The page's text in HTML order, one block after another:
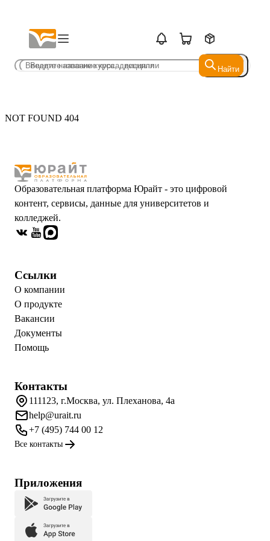
Найти
Найти
NOT FOUND 404
Образовательная платформа Юрайт - это цифровой
контент, сервисы, данные для университетов и
колледжей.
Ссылки
О компании
О продукте
Вакансии
Документы
Помощь
Контакты
111123, г.Москва, ул. Плеханова, 4а
help@urait.ru
+7 (495) 744 00 12
Все контакты
Приложения